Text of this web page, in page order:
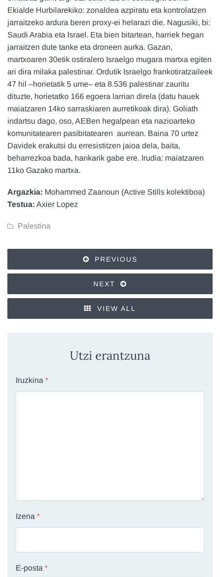
Ekialde Hurbilarekiko: zonaldea azpiratu eta kontrolatzen
jarraitzeko ardura beren proxy-ei helarazi die. Nagusiki, bi:
Saudi Arabia eta Israel. Eta bien bitartean, harriek hegan
jarraitzen dute tanke eta droneen aurka. Gazan,
martxoaren 30etik ostiralero Israelgo mugara martxa egiten
ari dira milaka palestinar. Ordutik Israelgo frankotiratzaileek
47 hil –horietatik 5 ume– eta 8.536 palestinar zauritu
dituzte, horietatko 166 egoera larrian direla (datu hauek
maiatzaren 14ko sarraskiaren aurretikoak dira). Goliath
indartsu dago, oso, AEBen hegalpean eta nazioarteko
komunitatearen pasibitatearen aurrean. Baina 70 urtez
Davidek erakutsi du erresistitzen jaioa dela, baita,
beharrezkoa bada, hankarik gabe ere. Irudia: maiatzaren
11ko Gazako martxa.
Argazkia: Mohammed Zaanoun (Active Stills kolektiboa)
Testua: Axier Lopez
Palestina
PREVIOUS
NEXT
VIEW ALL
Utzi erantzuna
Iruzkina *
Izena *
E-posta *